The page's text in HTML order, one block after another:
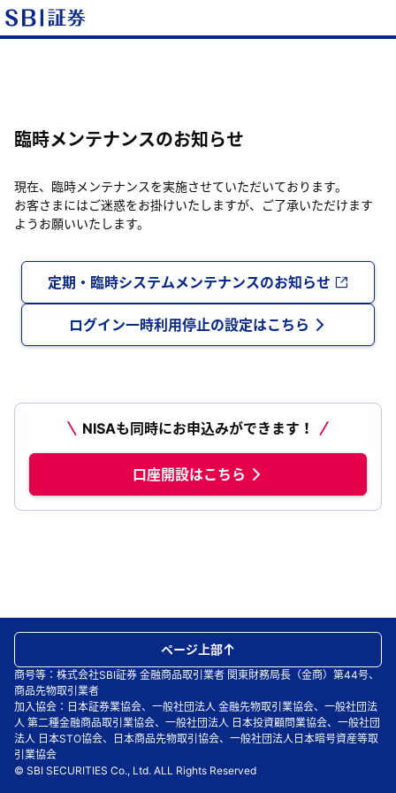
臨時メンテナンスのお知らせ
現在、臨時メンテナンスを実施させていただいております。
お客さまにはご迷惑をお掛けいたしますが、ご了承いただけます
ようお願いいたします。
定期・臨時システムメンテナンスのお知らせ
ログイン一時利用停止の設定はこちら
NISAも同時にお申込みができます！
口座開設はこちら
商号等：株式会社SBI証券 金融商品取引業者 関東財務局長（金商）第44号、
商品先物取引業者
加入協会：日本証券業協会、一般社団法人 金融先物取引業協会、一般社団法
人 第二種金融商品取引業協会、一般社団法人 日本投資顧問業協会、一般社団
法人 日本STO協会、日本商品先物取引協会、一般社団法人日本暗号資産等取
引業協会
© SBI SECURITIES Co., Ltd. ALL Rights Reserved
ページ上部